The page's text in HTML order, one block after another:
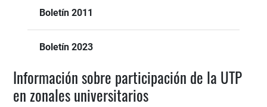
Boletín 2011
Boletín 2023
Información sobre participación de la UTP
en zonales universitarios